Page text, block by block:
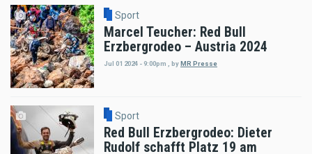
Sport
Marcel Teucher: Red Bull
Erzbergrodeo – Austria 2024
Jul 01 2024 - 9:00pm , byMR Presse
Sport
Red Bull Erzbergrodeo: Dieter
Rudolf schafft Platz 19 am